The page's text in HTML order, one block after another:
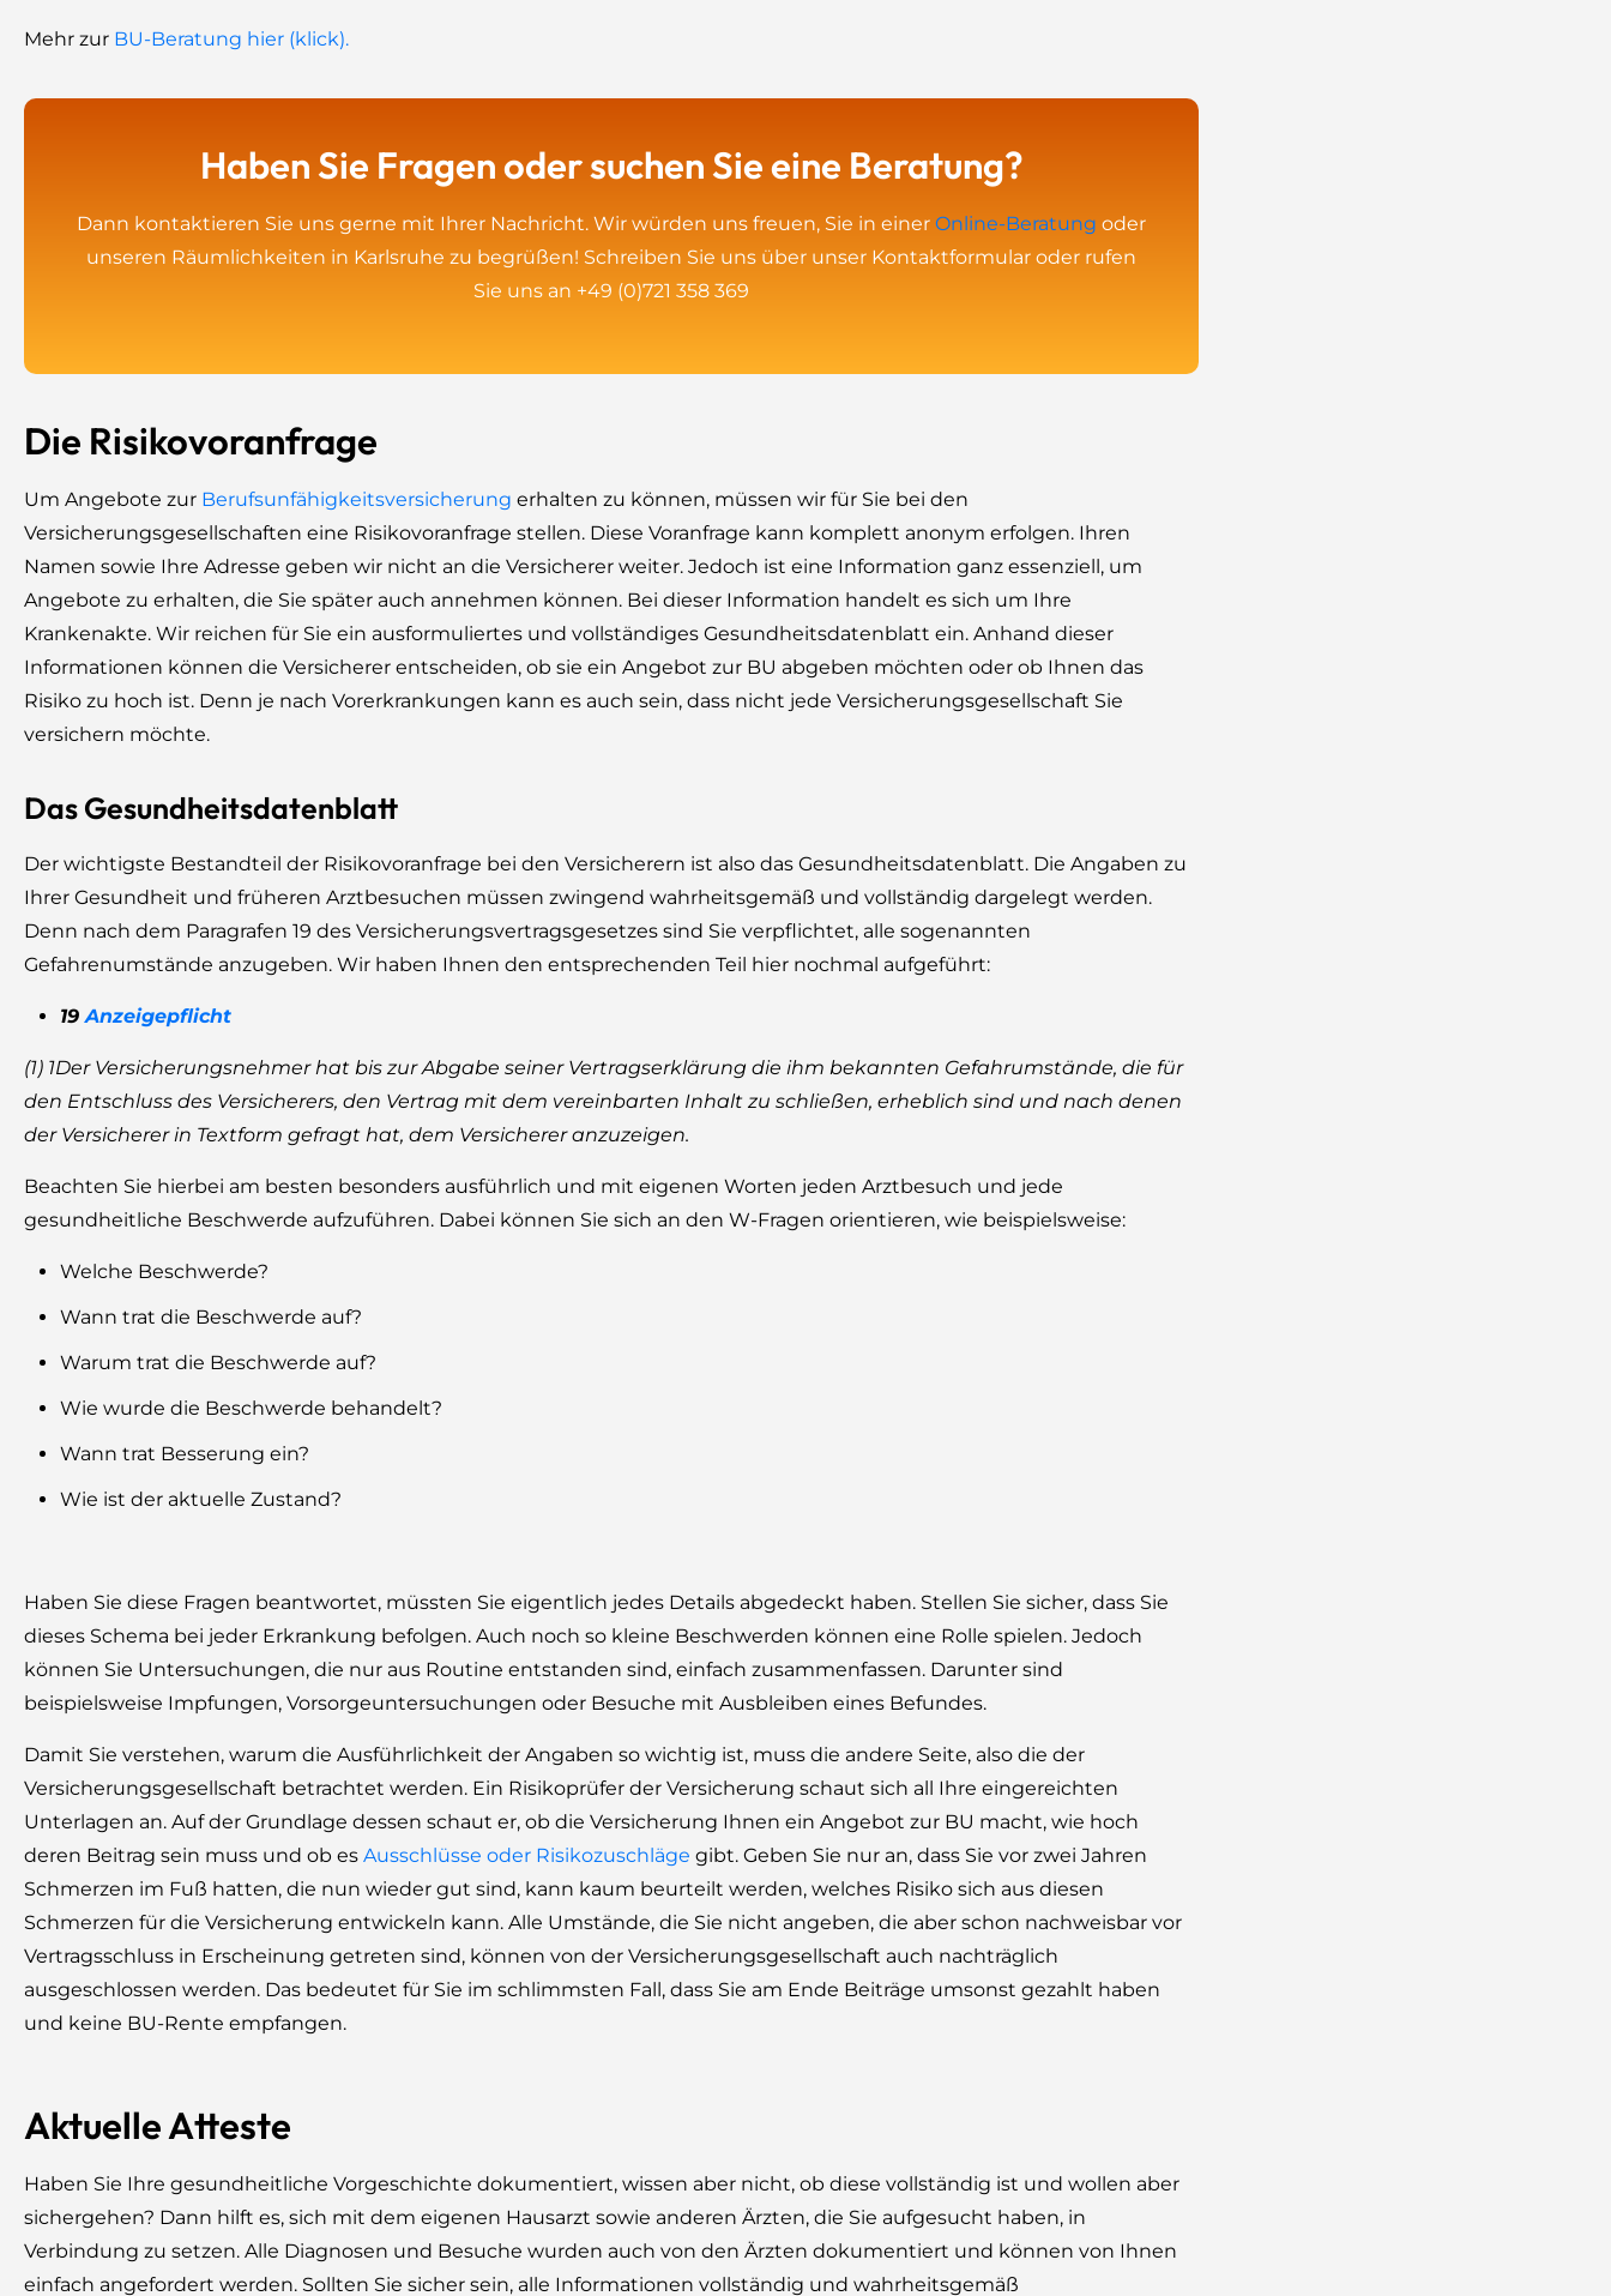
Mehr zur BU-Beratung hier (klick).
Haben Sie Fragen oder suchen Sie eine Beratung?
Dann kontaktieren Sie uns gerne mit Ihrer Nachricht. Wir würden uns freuen, Sie in einer Online-Beratung oder
unseren Räumlichkeiten in Karlsruhe zu begrüßen! Schreiben Sie uns über unser Kontaktformular oder rufen
Sie uns an +49 (0)721 358 369
Die Risikovoranfrage
Um Angebote zur Berufsunfähigkeitsversicherung erhalten zu können, müssen wir für Sie bei den
Versicherungsgesellschaften eine Risikovoranfrage stellen. Diese Voranfrage kann komplett anonym erfolgen. Ihren
Namen sowie Ihre Adresse geben wir nicht an die Versicherer weiter. Jedoch ist eine Information ganz essenziell, um
Angebote zu erhalten, die Sie später auch annehmen können. Bei dieser Information handelt es sich um Ihre
Krankenakte. Wir reichen für Sie ein ausformuliertes und vollständiges Gesundheitsdatenblatt ein. Anhand dieser
Informationen können die Versicherer entscheiden, ob sie ein Angebot zur BU abgeben möchten oder ob Ihnen das
Risiko zu hoch ist. Denn je nach Vorerkrankungen kann es auch sein, dass nicht jede Versicherungsgesellschaft Sie
versichern möchte.
Das Gesundheitsdatenblatt
Der wichtigste Bestandteil der Risikovoranfrage bei den Versicherern ist also das Gesundheitsdatenblatt. Die Angaben zu
Ihrer Gesundheit und früheren Arztbesuchen müssen zwingend wahrheitsgemäß und vollständig dargelegt werden.
Denn nach dem Paragrafen 19 des Versicherungsvertragsgesetzes sind Sie verpflichtet, alle sogenannten
Gefahrenumstände anzugeben. Wir haben Ihnen den entsprechenden Teil hier nochmal aufgeführt:
19Anzeigepflicht
(1) 1Der Versicherungsnehmer hat bis zur Abgabe seiner Vertragserklärung die ihm bekannten Gefahrumstände, die für
den Entschluss des Versicherers, den Vertrag mit dem vereinbarten Inhalt zu schließen, erheblich sind und nach denen
der Versicherer in Textform gefragt hat, dem Versicherer anzuzeigen.
Beachten Sie hierbei am besten besonders ausführlich und mit eigenen Worten jeden Arztbesuch und jede
gesundheitliche Beschwerde aufzuführen. Dabei können Sie sich an den W-Fragen orientieren, wie beispielsweise:
Welche Beschwerde?
Wann trat die Beschwerde auf?
Warum trat die Beschwerde auf?
Wie wurde die Beschwerde behandelt?
Wann trat Besserung ein?
Wie ist der aktuelle Zustand?
Haben Sie diese Fragen beantwortet, müssten Sie eigentlich jedes Details abgedeckt haben. Stellen Sie sicher, dass Sie
dieses Schema bei jeder Erkrankung befolgen. Auch noch so kleine Beschwerden können eine Rolle spielen. Jedoch
können Sie Untersuchungen, die nur aus Routine entstanden sind, einfach zusammenfassen. Darunter sind
beispielsweise Impfungen, Vorsorgeuntersuchungen oder Besuche mit Ausbleiben eines Befundes.
Damit Sie verstehen, warum die Ausführlichkeit der Angaben so wichtig ist, muss die andere Seite, also die der
Versicherungsgesellschaft betrachtet werden. Ein Risikoprüfer der Versicherung schaut sich all Ihre eingereichten
Unterlagen an. Auf der Grundlage dessen schaut er, ob die Versicherung Ihnen ein Angebot zur BU macht, wie hoch
deren Beitrag sein muss und ob es Ausschlüsse oder Risikozuschläge gibt. Geben Sie nur an, dass Sie vor zwei Jahren
Schmerzen im Fuß hatten, die nun wieder gut sind, kann kaum beurteilt werden, welches Risiko sich aus diesen
Schmerzen für die Versicherung entwickeln kann. Alle Umstände, die Sie nicht angeben, die aber schon nachweisbar vor
Vertragsschluss in Erscheinung getreten sind, können von der Versicherungsgesellschaft auch nachträglich
ausgeschlossen werden. Das bedeutet für Sie im schlimmsten Fall, dass Sie am Ende Beiträge umsonst gezahlt haben
und keine BU-Rente empfangen.
Aktuelle Atteste
Haben Sie Ihre gesundheitliche Vorgeschichte dokumentiert, wissen aber nicht, ob diese vollständig ist und wollen aber
sichergehen? Dann hilft es, sich mit dem eigenen Hausarzt sowie anderen Ärzten, die Sie aufgesucht haben, in
Verbindung zu setzen. Alle Diagnosen und Besuche wurden auch von den Ärzten dokumentiert und können von Ihnen
einfach angefordert werden. Sollten Sie sicher sein, alle Informationen vollständig und wahrheitsgemäß